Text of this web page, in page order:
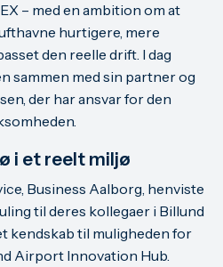
– med en ambition om at
hurtigere, mere
den reelle drift. I dag
sammen med sin partner og
der har ansvar for den
i et reelt miljø
Business Aalborg, henviste
til deres kollegaer i Billund
kendskab til muligheden for
Airport Innovation Hub.